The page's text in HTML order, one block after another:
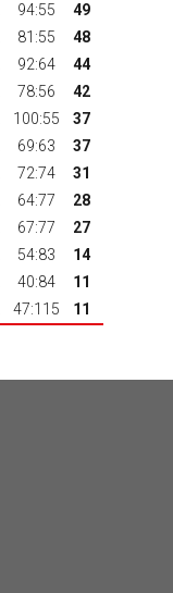
94:55
49
81:55
48
92:64
44
78:56
42
100:55
37
69:63
37
72:74
31
64:77
28
67:77
27
54:83
14
40:84
11
47:115 11